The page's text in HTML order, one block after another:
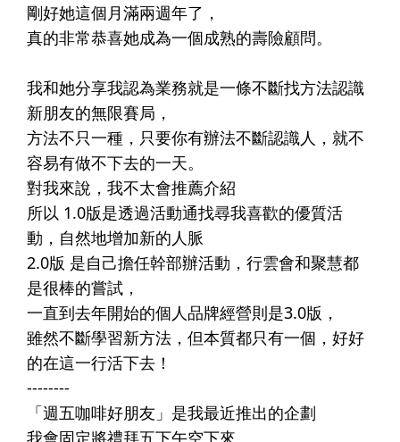
剛好她這個月滿兩週年了，​
真的非常恭喜她成為一個成熟的壽險顧問。​
我和她分享我認為業務就是一條不斷找方法認識
新朋友的無限賽局，​
方法不只一種，只要你有辦法不斷認識人，就不
容易有做不下去的一天。​
對我來說，我不太會推薦介紹​
所以 1.0版是透過活動通找尋我喜歡的優質活
動，自然地增加新的人脈​
2.0版 是自己擔任幹部辦活動，行雲會和聚慧都
是很棒的嘗試，​
一直到去年開始的個人品牌經營則是3.0版，​
雖然不斷學習新方法，但本質都只有一個，好好
的在這一行活下去！​
--------​
「週五咖啡好朋友」是我最近推出的企劃​
我會固定將禮拜五下午空下來​